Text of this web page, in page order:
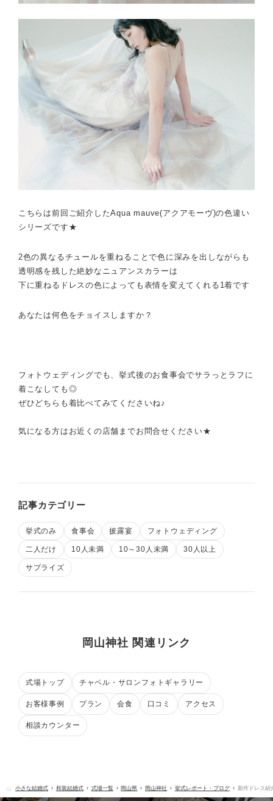
こちらは前回ご紹介したAqua mauve(アクアモーヴ)の色違い
シリーズです★
2色の異なるチュールを重ねることで色に深みを出しながらも
透明感を残した絶妙なニュアンスカラーは
下に重ねるドレスの色によっても表情を変えてくれる1着です
あなたは何色をチョイスしますか？
フォトウェディングでも、挙式後のお食事会でサラっとラフに
着こなしても◎
ぜひどちらも着比べてみてくださいね♪
気になる方はお近くの店舗までお問合せください★
記事カテゴリー
挙式のみ 食事会 披露宴 フォトウェディング
二人だけ 10人未満 10～30人未満 30人以上
サプライズ
岡山神社 関連リンク
式場トップ チャペル・サロンフォトギャラリー
お客様事例 プラン 会食 口コミ アクセス
相談カウンター
小さな結婚式 和装結婚式 式場一覧 岡山県 岡山神社 挙式レポート・ブログ 新作ドレス